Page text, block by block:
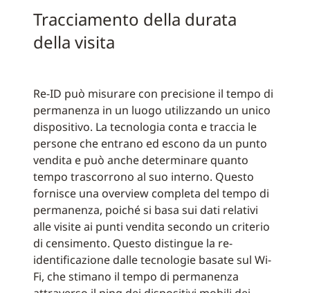
Tracciamento della durata
della visita
Re-ID può misurare con precisione il tempo di
permanenza in un luogo utilizzando un unico
dispositivo. La tecnologia conta e traccia le
persone che entrano ed escono da un punto
vendita e può anche determinare quanto
tempo trascorrono al suo interno. Questo
fornisce una overview completa del tempo di
permanenza, poiché si basa sui dati relativi
alle visite ai punti vendita secondo un criterio
di censimento. Questo distingue la re-
identificazione dalle tecnologie basate sul Wi-
Fi, che stimano il tempo di permanenza